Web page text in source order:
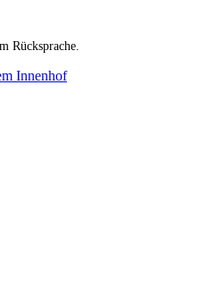
Rücksprache.
Innenhof